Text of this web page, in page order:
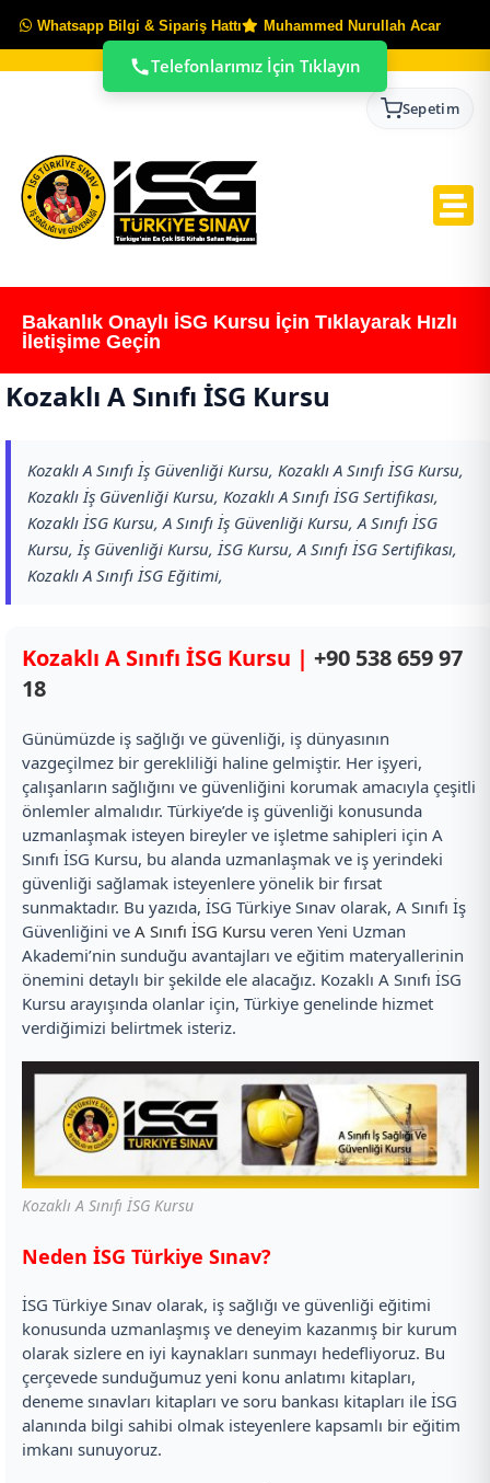
Whatsapp Bilgi & Sipariş Hattı Muhammed Nurullah Acar
Sepetim
Bakanlık Onaylı İSG Kursu İçin Tıklayarak Hızlı
İletişime Geçin
Kozaklı A Sınıfı İSG Kursu
Kozaklı A Sınıfı İş Güvenliği Kursu, Kozaklı A Sınıfı İSG Kursu,
Kozaklı İş Güvenliği Kursu, Kozaklı A Sınıfı İSG Sertifikası,
Kozaklı İSG Kursu, A Sınıfı İş Güvenliği Kursu, A Sınıfı İSG
Kursu, İş Güvenliği Kursu, İSG Kursu, A Sınıfı İSG Sertifikası,
Kozaklı A Sınıfı İSG Eğitimi,
Kozaklı A Sınıfı İSG Kursu | +90 538 659 97
18
Günümüzde iş sağlığı ve güvenliği, iş dünyasının
vazgeçilmez bir gerekliliği haline gelmiştir. Her işyeri,
çalışanların sağlığını ve güvenliğini korumak amacıyla çeşitli
önlemler almalıdır. Türkiye’de iş güvenliği konusunda
uzmanlaşmak isteyen bireyler ve işletme sahipleri için A
Sınıfı İSG Kursu, bu alanda uzmanlaşmak ve iş yerindeki
güvenliği sağlamak isteyenlere yönelik bir fırsat
sunmaktadır. Bu yazıda, İSG Türkiye Sınav olarak, A Sınıfı İş
Güvenliğini ve A Sınıfı İSG Kursu veren Yeni Uzman
Akademi’nin sunduğu avantajları ve eğitim materyallerinin
önemini detaylı bir şekilde ele alacağız. Kozaklı A Sınıfı İSG
Kursu arayışında olanlar için, Türkiye genelinde hizmet
verdiğimizi belirtmek isteriz.
Kozaklı A Sınıfı İSG Kursu
Neden İSG Türkiye Sınav?
İSG Türkiye Sınav olarak, iş sağlığı ve güvenliği eğitimi
konusunda uzmanlaşmış ve deneyim kazanmış bir kurum
olarak sizlere en iyi kaynakları sunmayı hedefliyoruz. Bu
çerçevede sunduğumuz yeni konu anlatımı kitapları,
deneme sınavları kitapları ve soru bankası kitapları ile İSG
alanında bilgi sahibi olmak isteyenlere kapsamlı bir eğitim
imkanı sunuyoruz.
Telefonlarımız İçin Tıklayın